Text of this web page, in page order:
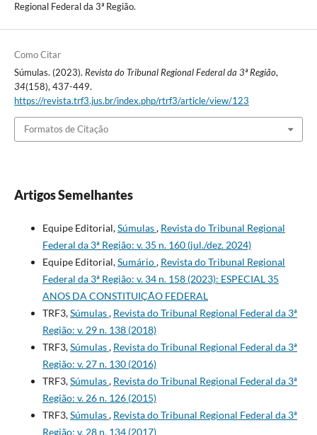
Regional Federal da 3ª Região.
Como Citar
Súmulas. (2023). Revista do Tribunal Regional Federal da 3ª Região,
34(158), 437-449.
https://revista.trf3.jus.br/index.php/rtrf3/article/view/123
Formatos de Citação
Artigos Semelhantes
Equipe Editorial,Súmulas, Revista do Tribunal Regional
Federal da 3ª Região: v. 35 n. 160 (jul./dez. 2024)
Equipe Editorial,Sumário, Revista do Tribunal Regional
Federal da 3ª Região: v. 34 n. 158 (2023): ESPECIAL 35
ANOS DA CONSTITUIÇÃO FEDERAL
TRF3,Súmulas, Revista do Tribunal Regional Federal da 3ª
Região: v. 29 n. 138 (2018)
TRF3,Súmulas, Revista do Tribunal Regional Federal da 3ª
Região: v. 27 n. 130 (2016)
TRF3,Súmulas, Revista do Tribunal Regional Federal da 3ª
Região: v. 26 n. 126 (2015)
TRF3,Súmulas, Revista do Tribunal Regional Federal da 3ª
Região: v. 28 n. 134 (2017)